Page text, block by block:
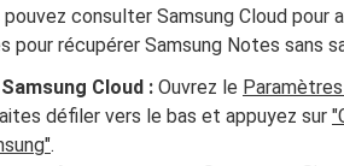
pouvez consulter Samsung Cloud pour
pour récupérer Samsung Notes sans
Cloud : Ouvrez le
défiler vers le bas et appuyez sur
.